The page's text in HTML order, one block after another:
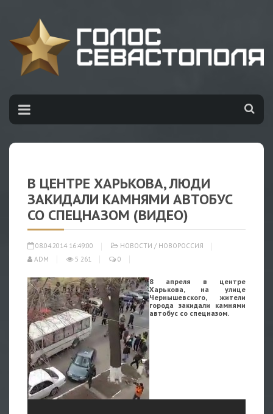
В ЦЕНТРЕ ХАРЬКОВА, ЛЮДИ
ЗАКИДАЛИ КАМНЯМИ АВТОБУС
СО СПЕЦНАЗОМ (ВИДЕО)
08.04.2014 16:49:00 НОВОСТИ / НОВОРОССИЯ
ADM
5 261 0
8 апреля в центре
Харькова, на улице
Чернышевского, жители
города закидали камнями
автобус со спецназом.